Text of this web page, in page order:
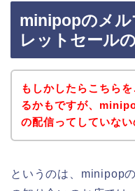
minipopのメル
レットセール
もしかしたらこちら
るかもですが、
の配信ってしていない
というのは、minipop